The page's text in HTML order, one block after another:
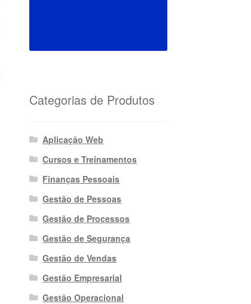
R$39,99.
Categorias de Produtos
Aplicação Web
Cursos e Treinamentos
Finanças Pessoais
Gestão de Pessoas
Gestão de Processos
Gestão de Segurança
Gestão de Vendas
Gestão Empresarial
Gestão Operacional